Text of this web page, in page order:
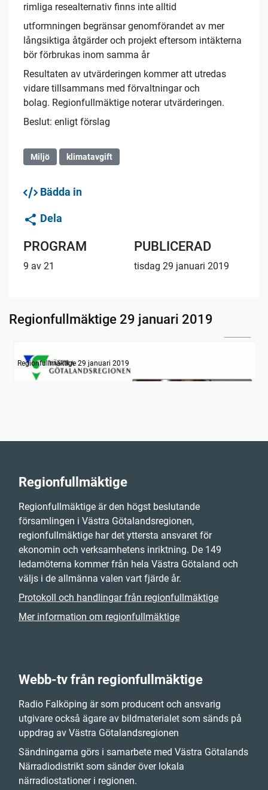
rimliga resealternativ finns inte alltid
utformningen begränsar genomförandet av mer
långsiktiga åtgärder och projekt eftersom intäkterna
bör förbrukas inom samma år
Resultaten av utvärderingen kommer att utredas
vidare tillsammans med förvaltningar och
bolag. Regionfullmäktige noterar utvärderingen.
Beslut: enligt förslag
Miljö klimatavgift
Bädda in
Dela
PROGRAM
9 av 21
PUBLICERAD
tisdag 29 januari 2019
Regionfullmäktige 29 januari 2019
Information
Regionfullmäktige 29 januari 2019
Regionfullmäktige
Regionfullmäktige är den högst beslutande
församlingen i Västra Götalandsregionen,
regionfullmäktige har det yttersta ansvaret för
ekonomin och verksamhetens inriktning. De 149
ledamöterna kommer från hela Västra Götaland och
väljs i de allmänna valen vart fjärde år.
Protokoll och handlingar från regionfullmäktige
Mer information om regionfullmäktige
Webb-tv från regionfullmäktige
Radio Falköping är som producent och ansvarig
utgivare också ägare av bildmaterialet som sänds på
uppdrag av Västra Götalandsregionen
Sändningarna görs i samarbete med Västra Götalands
Närradiodistrikt som sänder över lokala
närradiostationer i regionen.